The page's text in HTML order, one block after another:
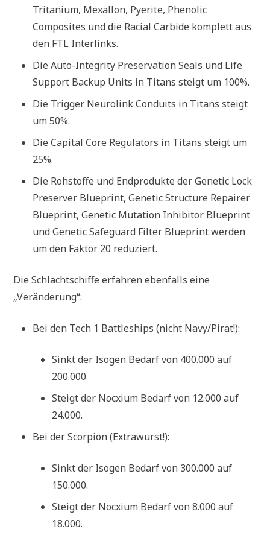
Tritanium, Mexallon, Pyerite, Phenolic
Composites und die Racial Carbide komplett aus
den FTL Interlinks.
Die Auto-Integrity Preservation Seals und Life
Support Backup Units in Titans steigt um 100%.
Die Trigger Neurolink Conduits in Titans steigt
um 50%.
Die Capital Core Regulators in Titans steigt um
25%.
Die Rohstoffe und Endprodukte der Genetic Lock
Preserver Blueprint, Genetic Structure Repairer
Blueprint, Genetic Mutation Inhibitor Blueprint
und Genetic Safeguard Filter Blueprint werden
um den Faktor 20 reduziert.
Die Schlachtschiffe erfahren ebenfalls eine
„Veränderung“:
Bei den Tech 1 Battleships (nicht Navy/Pirat!):
Sinkt der Isogen Bedarf von 400.000 auf
200.000.
Steigt der Nocxium Bedarf von 12.000 auf
24.000.
Bei der Scorpion (Extrawurst!):
Sinkt der Isogen Bedarf von 300.000 auf
150.000.
Steigt der Nocxium Bedarf von 8.000 auf
18.000.